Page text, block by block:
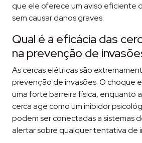
que ele oferece um aviso eficiente
sem causar danos graves.
Qual é a eficácia das
na prevenção de
As cercas elétricas são
prevenção de invasões. O choque
uma forte barreira física, enquanto
cerca age como um inibidor
podem ser conectadas a sistemas
alertar sobre qualquer tentativa de